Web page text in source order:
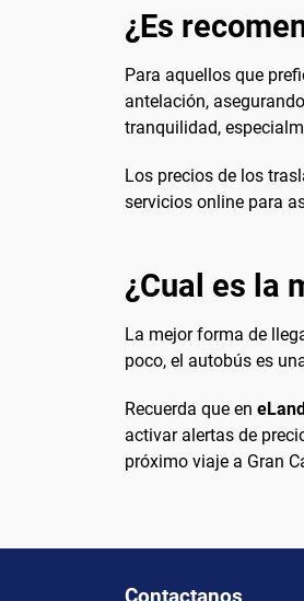
¿Es
Para aquellos que
antelación,
tranquilidad,
Los precios de los
servicios online para
¿Cual es la
La mejor forma de
poco, el autobús es
Recuerda que en
activar alertas de
próximo viaje a Gran
Contactanos